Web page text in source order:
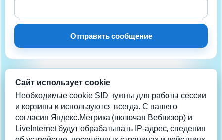
Отправить сообщение
НА СВЯЗИ
Нужна помощь?
Телеграм
info@coolera.ru
Сайт использует cookie
Необходимые cookie SID нужны для работы сессии
и корзины и используются всегда. С вашего
согласия Яндекс.Метрика (включая Вебвизор) и
LiveInternet будут обрабатывать IP-адрес, сведения